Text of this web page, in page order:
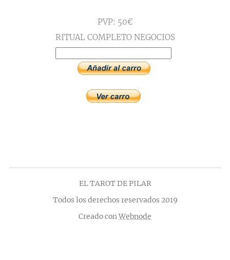
PVP: 50€
RITUAL COMPLETO NEGOCIOS
EL TAROT DE PILAR
Todos los derechos reservados 2019
Creado conWebnode